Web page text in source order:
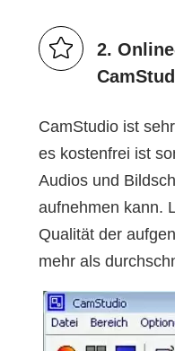
2.
CamStudio ist
es kostenfrei ist
Audios und
aufnehmen kann.
Qualität der
mehr als